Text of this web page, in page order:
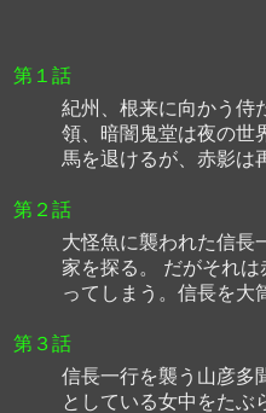
第１話
紀州、根来に向かう侍
領、暗闇鬼堂は夜の世
馬を退けるが、赤影は
第２話
大怪魚に襲われた信長
家を探る。 だがそれ
ってしまう。信長を大
第３話
信長一行を襲う山彦多
としている女中をたぶ